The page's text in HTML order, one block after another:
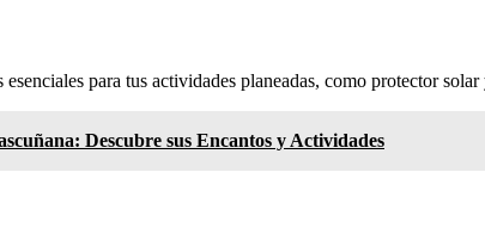
para tus actividades planeadas, como protector solar
Descubre sus Encantos y Actividades